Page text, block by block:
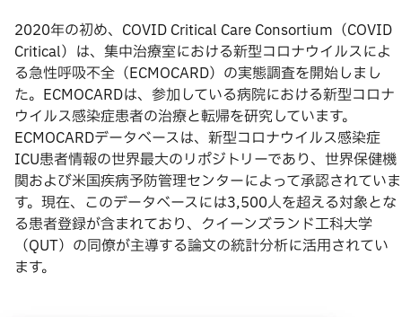
2020年の初め、COVID Critical Care Consortium（COVID
Critical）は、集中治療室における新型コロナウイルスによ
る急性呼吸不全（ECMOCARD）の実態調査を開始しまし
た。ECMOCARDは、参加している病院における新型コロナ
ウイルス感染症患者の治療と転帰を研究しています。
ECMOCARDデータベースは、新型コロナウイルス感染症
ICU患者情報の世界最大のリポジトリーであり、世界保健機
関および米国疾病予防管理センターによって承認されていま
す。現在、このデータベースには3,500人を超える対象とな
る患者登録が含まれており、クイーンズランド工科大学
（QUT）の同僚が主導する論文の統計分析に活用されてい
ます。